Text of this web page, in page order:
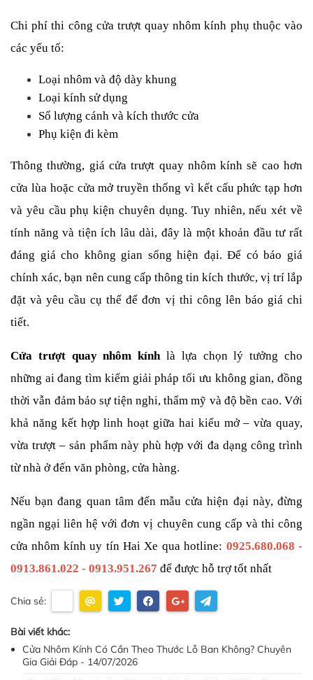
Chi phí thi công cửa trượt quay nhôm kính phụ thuộc vào
các yếu tố:
Loại nhôm và độ dày khung
Loại kính sử dụng
Số lượng cánh và kích thước cửa
Phụ kiện đi kèm
Thông thường, giá cửa trượt quay nhôm kính sẽ cao hơn
cửa lùa hoặc cửa mở truyền thống vì kết cấu phức tạp hơn
và yêu cầu phụ kiện chuyên dụng. Tuy nhiên, nếu xét về
tính năng và tiện ích lâu dài, đây là một khoản đầu tư rất
đáng giá cho không gian sống hiện đại. Để có báo giá
chính xác, bạn nên cung cấp thông tin kích thước, vị trí lắp
đặt và yêu cầu cụ thể để đơn vị thi công lên báo giá chi
tiết.
Cửa trượt quay nhôm kính là lựa chọn lý tưởng cho
những ai đang tìm kiếm giải pháp tối ưu không gian, đồng
thời vẫn đảm bảo sự tiện nghi, thẩm mỹ và độ bền cao. Với
khả năng kết hợp linh hoạt giữa hai kiểu mở – vừa quay,
vừa trượt – sản phẩm này phù hợp với đa dạng công trình
từ nhà ở đến văn phòng, cửa hàng.
Nếu bạn đang quan tâm đến mẫu cửa hiện đại này, đừng
ngần ngại liên hệ với đơn vị chuyên cung cấp và thi công
cửa nhôm kính uy tín Hai Xe qua hotline: 0925.680.068 -
0913.861.022 - 0913.951.267 để được hỗ trợ tốt nhất
Chia sẻ:
Bài viết khác:
Cửa Nhôm Kính Có Cần Theo Thước Lỗ Ban Không? Chuyên
Gia Giải Đáp - 14/07/2026